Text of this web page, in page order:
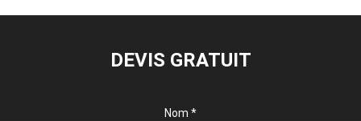
DEVIS GRATUIT
Nom *